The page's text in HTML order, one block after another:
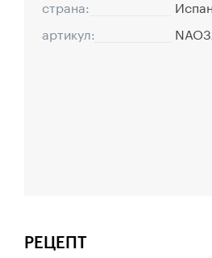
страна:
артикул:
РЕЦЕПТ